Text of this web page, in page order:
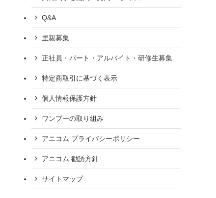
Q&A
里親募集
正社員・パート・アルバイト・研修生募集
特定商取引に基づく表示
個人情報保護方針
ワンブーの取り組み
アニコム プライバシーポリシー
アニコム 勧誘方針
サイトマップ